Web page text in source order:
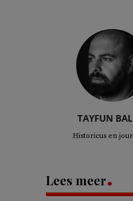
TAYFUN
Historicus en
Lees meer